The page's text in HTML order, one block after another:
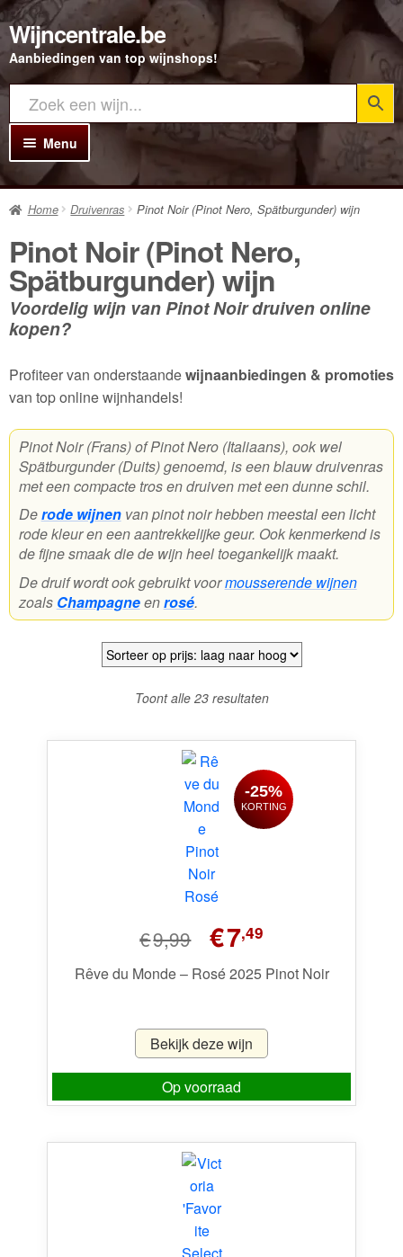
Ga
door
naar
navigatie
Ga
direct
naar
inhoud
Wijncentrale.be
Aanbiedingen van top wijnshops!
Menu
Home
Alle Wijnen
Rode wijn
Witte wijn
Bubbels
Wijnpakketten
Kleine flesjes
Magnums
Cadeaubonnen
Home Druivenras Pinot Noir (Pinot Nero, Spätburgunder) wijn
Pinot Noir (Pinot Nero,
Spätburgunder) wijn
Voordelig wijn van Pinot Noir druiven online
kopen?
Profiteer van onderstaandewijnaanbiedingen & promoties
van top online wijnhandels!
Pinot Noir (Frans) of Pinot Nero (Italiaans), ook wel
Spätburgunder (Duits) genoemd, is een blauw druivenras
met een compacte tros en druiven met een dunne schil.
Derode wijnenvan pinot noir hebben meestal een licht
rode kleur en een aantrekkelijke geur. Ook kenmerkend is
de fijne smaak die de wijn heel toegankelijk maakt.
De druif wordt ook gebruikt voormousserende wijnen
zoals Champagneenrosé.
Toont alle 23 resultatenGesorteerd
prijs:
naar
hoog
€9,99
Oorspronkelijke
prijs
was:
€7,49Huidige
is:
Rêve du Monde – Rosé 2025 Pinot Noir
-25%
KORTING
Bekijk deze wijn
Op voorraad